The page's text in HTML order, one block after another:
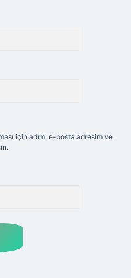
için adım, e-posta adresim ve